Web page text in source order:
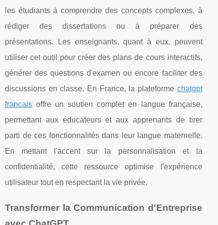
les étudiants à comprendre des concepts complexes, à
rédiger des dissertations ou à préparer des
présentations. Les enseignants, quant à eux, peuvent
utiliser cet outil pour créer des plans de cours interactifs,
générer des questions d'examen ou encore faciliter des
discussions en classe. En France, la plateforme chatgpt
francais offre un soutien complet en langue française,
permettant aux éducateurs et aux apprenants de tirer
parti de ces fonctionnalités dans leur langue maternelle.
En mettant l'accent sur la personnalisation et la
confidentialité, cette ressource optimise l'expérience
utilisateur tout en respectant la vie privée.
Transformer la Communication d'Entreprise